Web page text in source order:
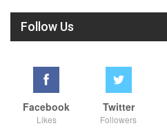
Follow Us
Facebook
Likes
Twitter
Followers